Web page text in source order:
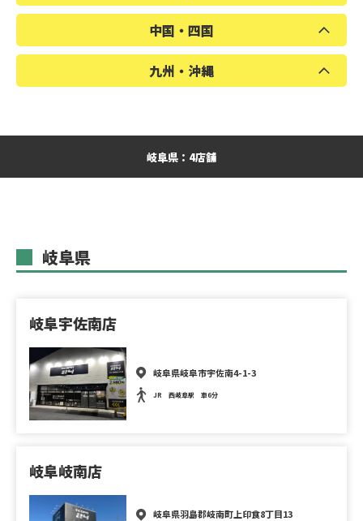
京都府 大阪府 奈良県
中国・四国
広島県
九州・沖縄
岐阜県：4店舗
岐阜県
岐阜宇佐南店
岐阜県岐阜市宇佐南4-1-3
JR 西岐阜駅 車6分
岐阜岐南店
岐阜県羽島郡岐南町上印食8丁目13